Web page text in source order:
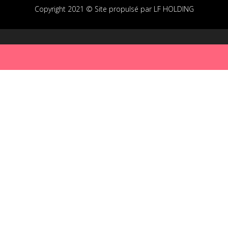
Copyright 2021 © Site propulsé par LF HOLDING